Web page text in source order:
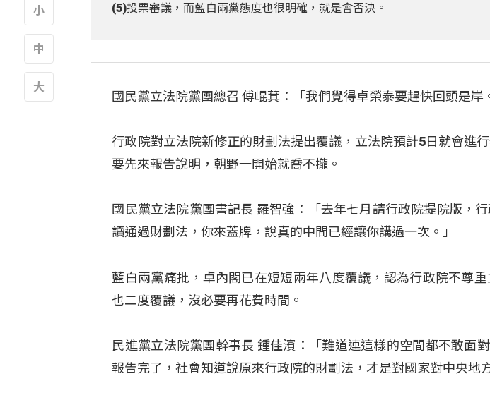
(5)投票審議，而藍白兩黨態度也很明確，就是會否決。
國民黨立法院黨團總召 傅崐萁：「我們覺得卓榮泰要趕快回頭是岸
行政院對立法院新修正的財劃法提出覆議，立法院預計5日就會進
要先來報告說明，朝野一開始就喬不攏。
國民黨立法院黨團書記長 羅智強：「去年七月請行政院提院版，
讀通過財劃法，你來蓋牌，說真的中間已經讓你講過一次。」
藍白兩黨痛批，卓內閣已在短短兩年八度覆議，認為行政院不尊
也二度覆議，沒必要再花費時間。
民進黨立法院黨團幹事長 鍾佳濱：「難道連這樣的空間都不敢面
報告完了，社會知道說原來行政院的財劃法，才是對國家對中央地